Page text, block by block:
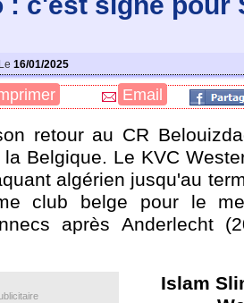
Le 16/01/2025
Email
retour au CR
Belgique. Le KVC
algérien jusqu'au
club belge pour le
après Anderlecht
Islam